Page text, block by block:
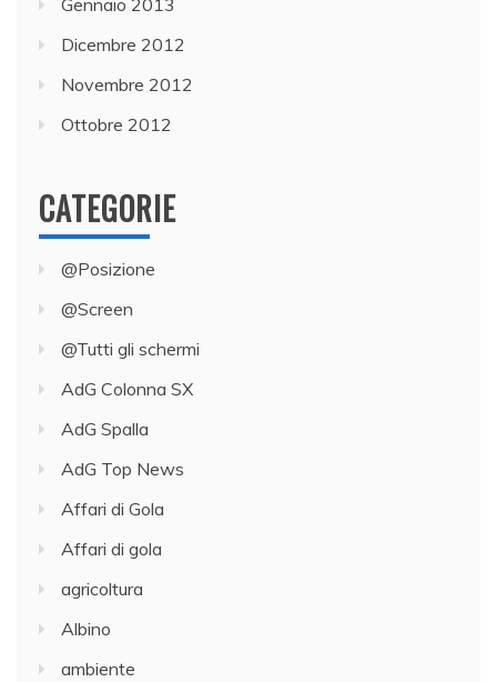
Gennaio 2013
Dicembre 2012
Novembre 2012
Ottobre 2012
CATEGORIE
@Posizione
@Screen
@Tutti gli schermi
AdG Colonna SX
AdG Spalla
AdG Top News
Affari di Gola
Affari di gola
agricoltura
Albino
ambiente